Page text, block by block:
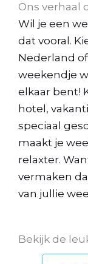
Ons verhaal
Wil je een
dat vooral.
Nederland
weekendje
elkaar bent!
hotel,
speciaal
maakt je
relaxter.
vermaken
van jullie
Bekijk de